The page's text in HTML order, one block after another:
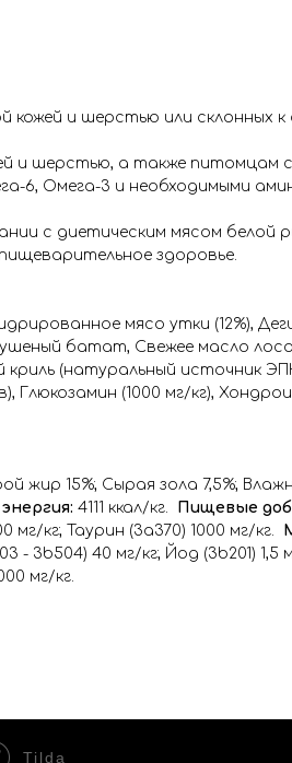
и шерстью или склонных к
и шерстью, а также питомцам
6, Омега-3 и необходимыми
с диетическим мясом
здоровье.
мясо утки (12%),
батат, Свежее масло
(натуральный источник
(1000 мг/кг),
15%; Сырая зола 7,5%;
4111 ккал/кг. Пищевые
мг/кг; Таурин (3a370) 1000 мг/кг.
3b504) 40 мг/кг; Йод (3b201) 1,5
мг/кг.
Tilda